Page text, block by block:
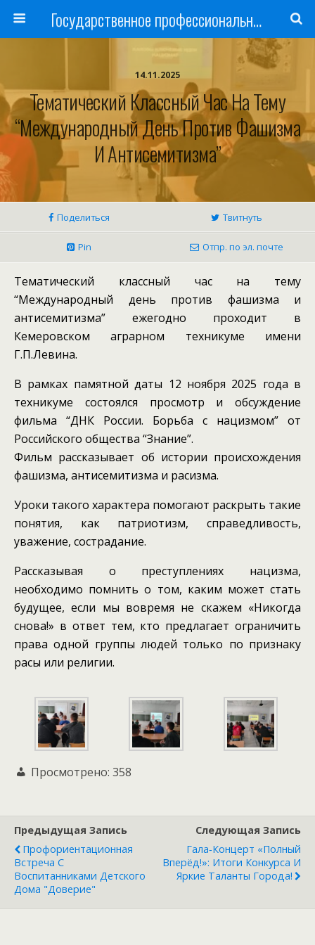
Государственное профессиональное образовательное учреждение
14.11.2025
Тематический Классный Час На Тему
“Международный День Против Фашизма
И Антисемитизма”
Поделиться Твитнуть
Pin Отпр. по эл. почте
Тематический классный час на тему
“Международный день против фашизма и
антисемитизма” ежегодно проходит в
Кемеровском аграрном техникуме имени
Г.П.Левина.
В рамках памятной даты 12 ноября 2025 года в
техникуме состоялся просмотр и обсуждение
фильма “ДНК России. Борьба с нацизмом” от
Российского общества “Знание”.
Фильм рассказывает об истории происхождения
фашизма, антисемитизма и расизма.
Уроки такого характера помогают раскрыть такие
понятия, как патриотизм, справедливость,
уважение, сострадание.
Рассказывая о преступлениях нацизма,
необходимо помнить о том, каким может стать
будущее, если мы вовремя не скажем «Никогда
снова!» в ответ тем, кто предлагает ограничить
права одной группы людей только по признаку
расы или религии.
Просмотрено: 358
Предыдущая Запись
Профориентационная
Встреча С
Воспитанниками Детского
Дома "Доверие"
Следующая Запись
Гала‑концерт «Полный
Вперёд!»: Итоги Конкурса И
Яркие Таланты Города!